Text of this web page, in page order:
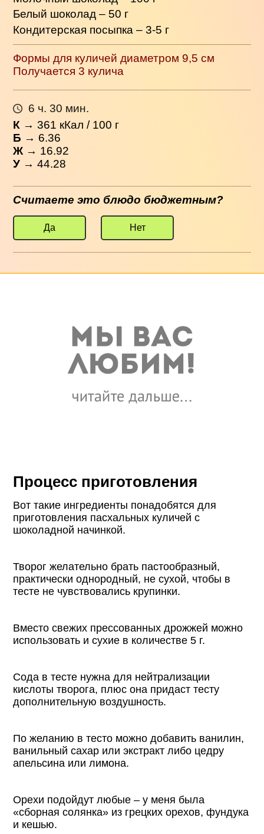
Белый шоколад – 50 г
Кондитерская посыпка – 3-5 г
Формы для куличей диаметром 9,5 см
Получается 3 кулича
6 ч. 30 мин.
К →361 кКал / 100 г
Б → 6.36
Ж → 16.92
У → 44.28
Считаете это блюдо бюджетным?
Да Нет
Процесс приготовления
Вот такие ингредиенты понадобятся для
приготовления пасхальных куличей с
шоколадной начинкой.
Творог желательно брать пастообразный,
практически однородный, не сухой, чтобы в
тесте не чувствовались крупинки.
Вместо свежих прессованных дрожжей можно
использовать и сухие в количестве 5 г.
Сода в тесте нужна для нейтрализации
кислоты творога, плюс она придаст тесту
дополнительную воздушность.
По желанию в тесто можно добавить ванилин,
ванильный сахар или экстракт либо цедру
апельсина или лимона.
Орехи подойдут любые – у меня была
«сборная солянка» из грецких орехов, фундука
и кешью.